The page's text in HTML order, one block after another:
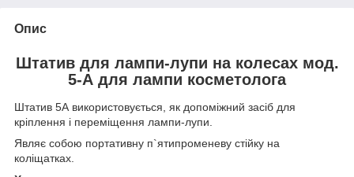
Опис
Штатив для лампи-лупи на колесах мод.
5-А для лампи косметолога
Штатив 5А використовується, як допоміжний засіб для
кріплення і переміщення лампи-лупи.
Являє собою портативну п`ятипроменеву стійку на
коліщатках.